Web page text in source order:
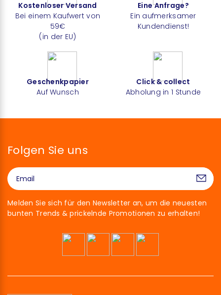
Kostenloser Versand
Bei einem Kaufwert von
59€
(in der EU)
Eine Anfrage?
Ein aufmerksamer
Kundendienst!
Geschenkpapier
Auf Wunsch
Click & collect
Abholung in 1 Stunde
Folgen Sie uns
Melden Sie sich für den Newsletter an, um die neuesten
bunten Trends & prickelnde Promotionen zu erhalten!